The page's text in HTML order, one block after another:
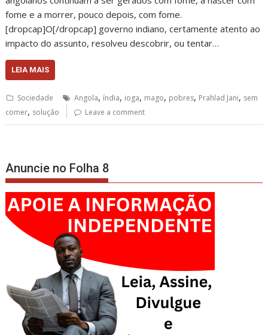
fome e a morrer, pouco depois, com fome.
[dropcap]O[/dropcap] governo indiano, certamente atento ao
impacto do assunto, resolveu descobrir, ou tentar…
LEIA MAIS
Sociedade Angola, índia, ioga, mago, pobres, Prahlad Jani, sem
comer, solução Leave a comment
Anuncie no Folha 8